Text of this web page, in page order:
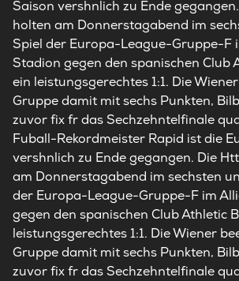
Saison vershnlich zu Ende
holten am Donnerstagabend im
Spiel der Europa-League-Gruppe-F
Stadion gegen den spanischen Club
ein leistungsgerechtes 1:1. Die
Gruppe damit mit sechs Punkten,
zuvor fix fr das Sechzehntelfinale
Fuball-Rekordmeister Rapid ist die
vershnlich zu Ende gegangen. Die
am Donnerstagabend im sechsten
der Europa-League-Gruppe-F im
gegen den spanischen Club Athletic
leistungsgerechtes 1:1. Die Wiener
Gruppe damit mit sechs Punkten,
zuvor fix fr das Sechzehntelfinale